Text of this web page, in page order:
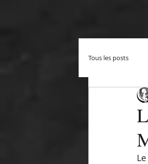
Tous les posts